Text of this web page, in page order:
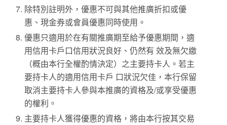
除特別註明外，優惠不可與其他推廣折扣或優
惠、現金券或會員優惠同時使用。
優惠只適用於在有關推廣期至給予優惠期間，適
用信用卡戶口信用狀況良好、仍然有 效及無欠繳
（概由本行全權酌情決定）之主要持卡人。若主
要持卡人的適用信用卡戶 口狀況欠佳，本行保留
取消主要持卡人參與本推廣的資格及/或享受優惠
的權利。
主要持卡人獲得優惠的資格，將由本行按其交易